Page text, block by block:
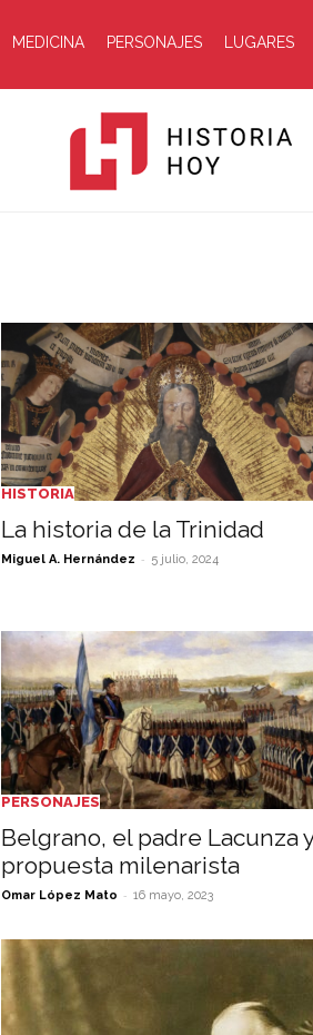
MEDICINA PERSONAJES LUGARES
Hoy
HISTORIA
La historia de la Trinidad
Miguel A. Hernández - 5 julio, 2024
PERSONAJES
Belgrano, el padre Lacunza
propuesta milenarista
Omar López Mato - 16 mayo, 2023